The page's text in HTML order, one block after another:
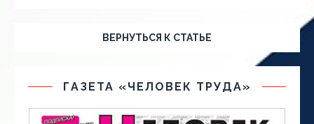
ВЕРНУТЬСЯ К СТАТЬЕ
ГАЗЕТА «ЧЕЛОВЕК ТРУДА»